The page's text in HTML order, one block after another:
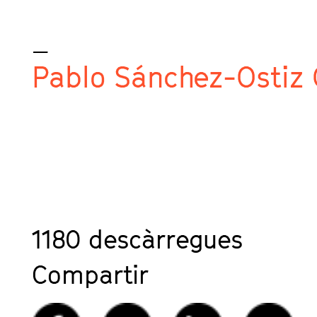
_
Pablo Sánchez-Ostiz
1180 descàrregues
Compartir